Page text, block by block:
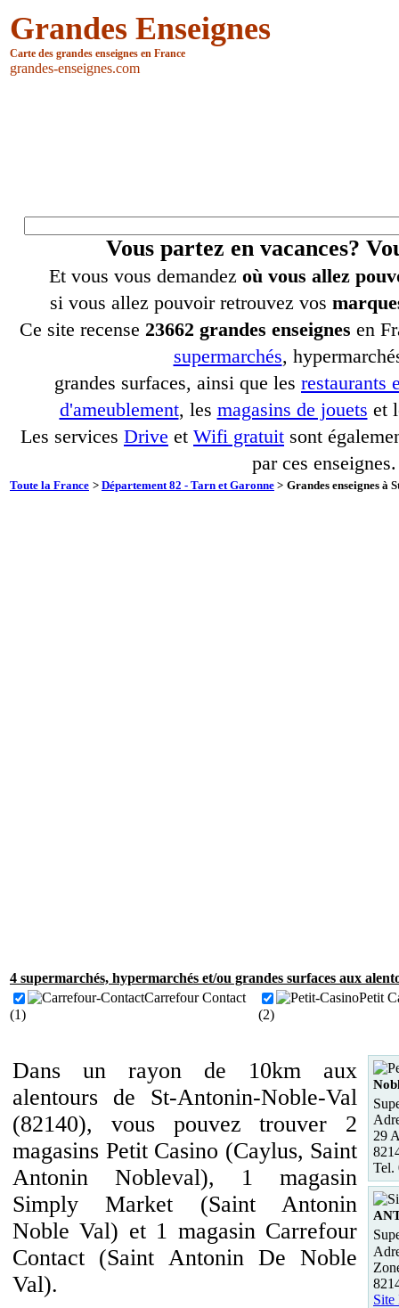
Grandes Enseignes
Carte des grandes enseignes en France
grandes-enseignes.com
Vous partez en vacances?
Et vous vous demandez où vous allez
si vous allez pouvoir retrouvez vos
Ce site recense 23662 grandes enseignes en
supermarchés,
grandes surfaces, ainsi que les restaurants
d'ameublement, les magasins de jouets et
Les services Drive et Wifi gratuit sont
par ces enseignes.
Toute la France > Département 82 - Tarn et Garonne > Grandes enseignes à
4 supermarchés, hypermarchés et/ou grandes surfaces aux
Carrefour Contact
(1)
Petit
(2)
Dans un rayon de 10km aux
alentours de St-Antonin-Noble-Val
(82140), vous pouvez trouver 2
magasins Petit Casino (Caylus, Saint
Antonin Nobleval), 1 magasin
Simply Market (Saint Antonin
Noble Val) et 1 magasin Carrefour
Contact (Saint Antonin De Noble
Val).
29
Tel.
Site